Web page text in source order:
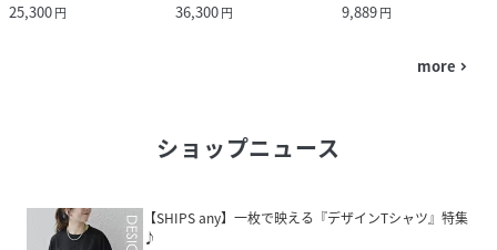
25,300円 36,300円 9,889円
more navigate_next
ショップニュース
【SHIPS any】一枚で映える『デザインTシャツ』特集
♪